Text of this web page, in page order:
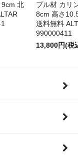
9cm 北
プル材 カリ
8cm 高さ
送料無料
990000411
13,800円(税